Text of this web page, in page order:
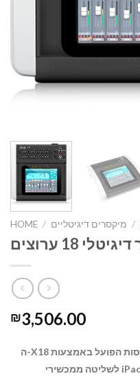
HOME / / מיקסרים דיגיטליים
₪3,506.00
ה-X18 הוא מיקסר דיגיטלי בעל 16 כניסות הפועל באמצעות Wi-Fi